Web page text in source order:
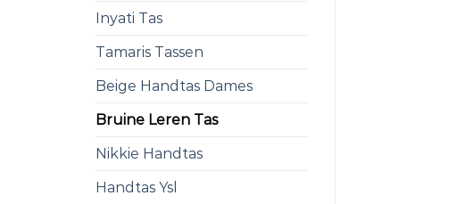
Inyati Tas
Tamaris Tassen
Beige Handtas Dames
Bruine Leren Tas
Nikkie Handtas
Handtas Ysl